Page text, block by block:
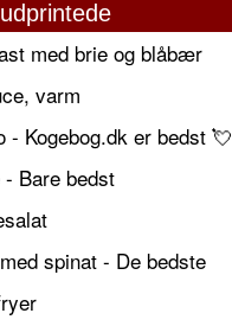
med brie og blåbær
varm
- Kogebog.dk er bedst 💘
- Bare bedst
spinat - De bedste